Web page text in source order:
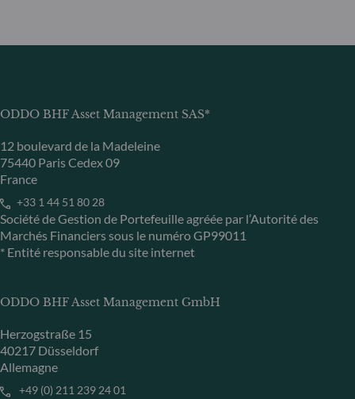
ODDO BHF Asset Management SAS*
12 boulevard de la Madeleine
75440 Paris Cedex 09
France
+33 1 44 51 80 28
Société de Gestion de Portefeuille agréée par l’Autorité des
Marchés Financiers sous le numéro GP99011
* Entité responsable du site internet
ODDO BHF Asset Management GmbH
Herzogstraße 15
40217 Düsseldorf
Allemagne
+49 (0) 211 239 24 01